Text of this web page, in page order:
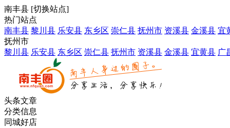
南丰县 [切换站点]
热门站点
南丰县 黎川县 乐安县 东乡区 崇仁县 抚州市 资溪县 金溪县 宜
抚州市
黎川县 乐安县 东乡区 崇仁县 抚州市 资溪县 金溪县 宜黄县 广
头条文章
分类信息
同城好店